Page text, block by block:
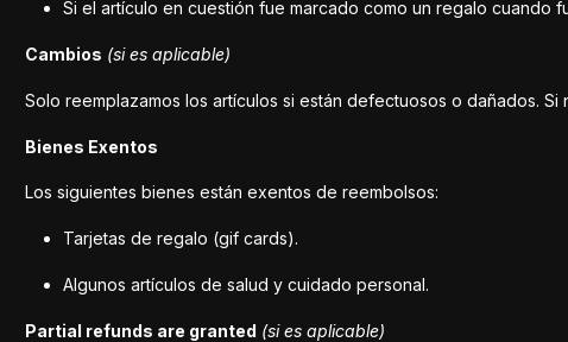
Si el artículo en cuestión fue marcado como un regalo
Cambios (si es aplicable)
Solo reemplazamos los artículos si están defectuosos o dañados. Si
Bienes Exentos
Los siguientes bienes están exentos de reembolsos:
Tarjetas de regalo (gif cards).
Algunos artículos de salud y cuidado personal.
Partial refunds are granted (si es aplicable)